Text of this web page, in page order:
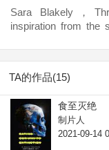
Sara Blakely，
inspiration from the
owner Sara
a national brand and
TA的作品(15)
食至灭绝
制片人
2021-09-14